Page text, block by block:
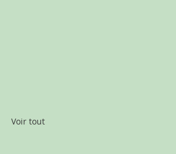
Voir tout